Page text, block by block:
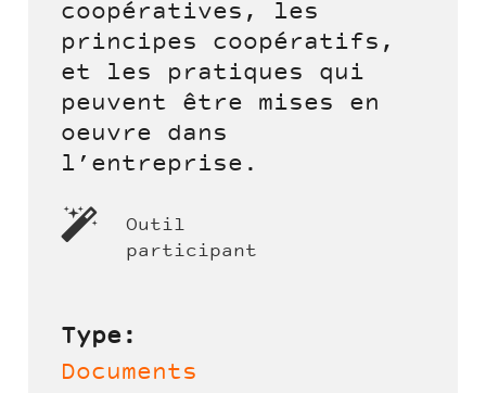
coopératives, les
principes coopératifs,
et les pratiques qui
peuvent être mises en
oeuvre dans
l’entreprise.
Outil
participant
Type:
Documents